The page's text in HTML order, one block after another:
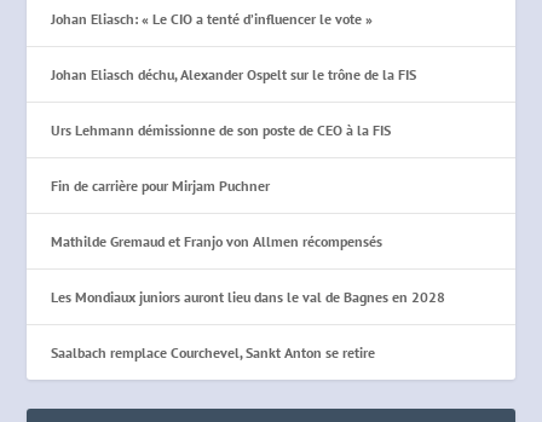
Johan Eliasch: « Le CIO a tenté d’influencer le vote »
Johan Eliasch déchu, Alexander Ospelt sur le trône de la FIS
Urs Lehmann démissionne de son poste de CEO à la FIS
Fin de carrière pour Mirjam Puchner
Mathilde Gremaud et Franjo von Allmen récompensés
Les Mondiaux juniors auront lieu dans le val de Bagnes en 2028
Saalbach remplace Courchevel, Sankt Anton se retire